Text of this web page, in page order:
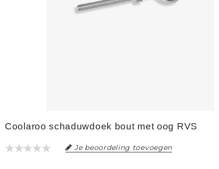
Coolaroo schaduwdoek bout met oog RVS
Je beoordeling toevoegen